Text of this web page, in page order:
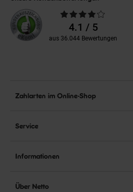
Durchschnittliche
Bewertungen4.1 / 5
aus 36.044 Bewertungen
Zahlarten im Online-Shop
Service
Informationen
Über Netto